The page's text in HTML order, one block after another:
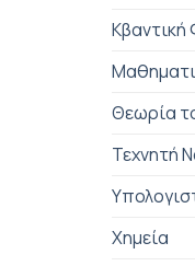
Κβαντική
Θεωρία
Τεχνητή
Χημεία